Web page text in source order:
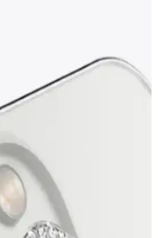
Seçenekleri ve
dayanıklılık,
kullanıcılara
Koruyucu
Cam Seçenekleri